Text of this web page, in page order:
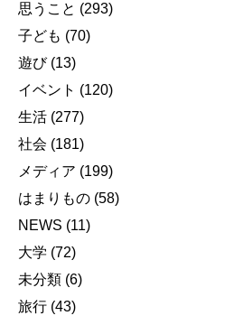
思うこと (293)
子ども (70)
遊び(13)
イベント (120)
生活 (277)
社会 (181)
メディア (199)
はまりもの (58)
NEWS (11)
大学 (72)
未分類 (6)
旅行 (43)